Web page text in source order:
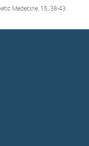
Medecine, 15, 38-43.